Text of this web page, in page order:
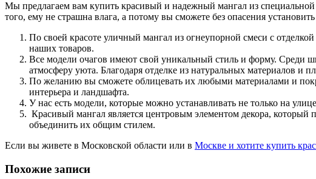
Мы предлагаем вам купить красивый и надежный мангал из
того, ему не страшна влага, а потому вы сможете без опасения
По своей красоте уличный мангал из огнеупорной смеси с
наших товаров.
Все модели очагов имеют свой уникальный стиль и форму. Среди
атмосферу уюта. Благодаря отделке из натуральных материалов и
По желанию вы сможете облицевать их любыми материалами и
интерьера и ландшафта.
У нас есть модели, которые можно устанавливать не только на
Красивый мангал является центровым элементом декора,
объединить их общим стилем.
Если вы живете в Московской области или в Москве и хотите купить
Похожие записи